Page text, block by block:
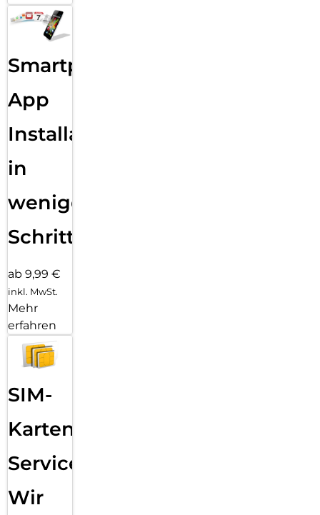
Smartphone
App
Installation
in
wenigen
Schritten
ab 9,99 €
inkl. MwSt.
Mehr
erfahren
SIM-
Karten
Service:
Wir